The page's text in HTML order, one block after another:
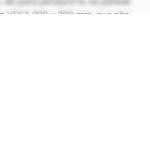
VESA 200 x 200 mm, que não